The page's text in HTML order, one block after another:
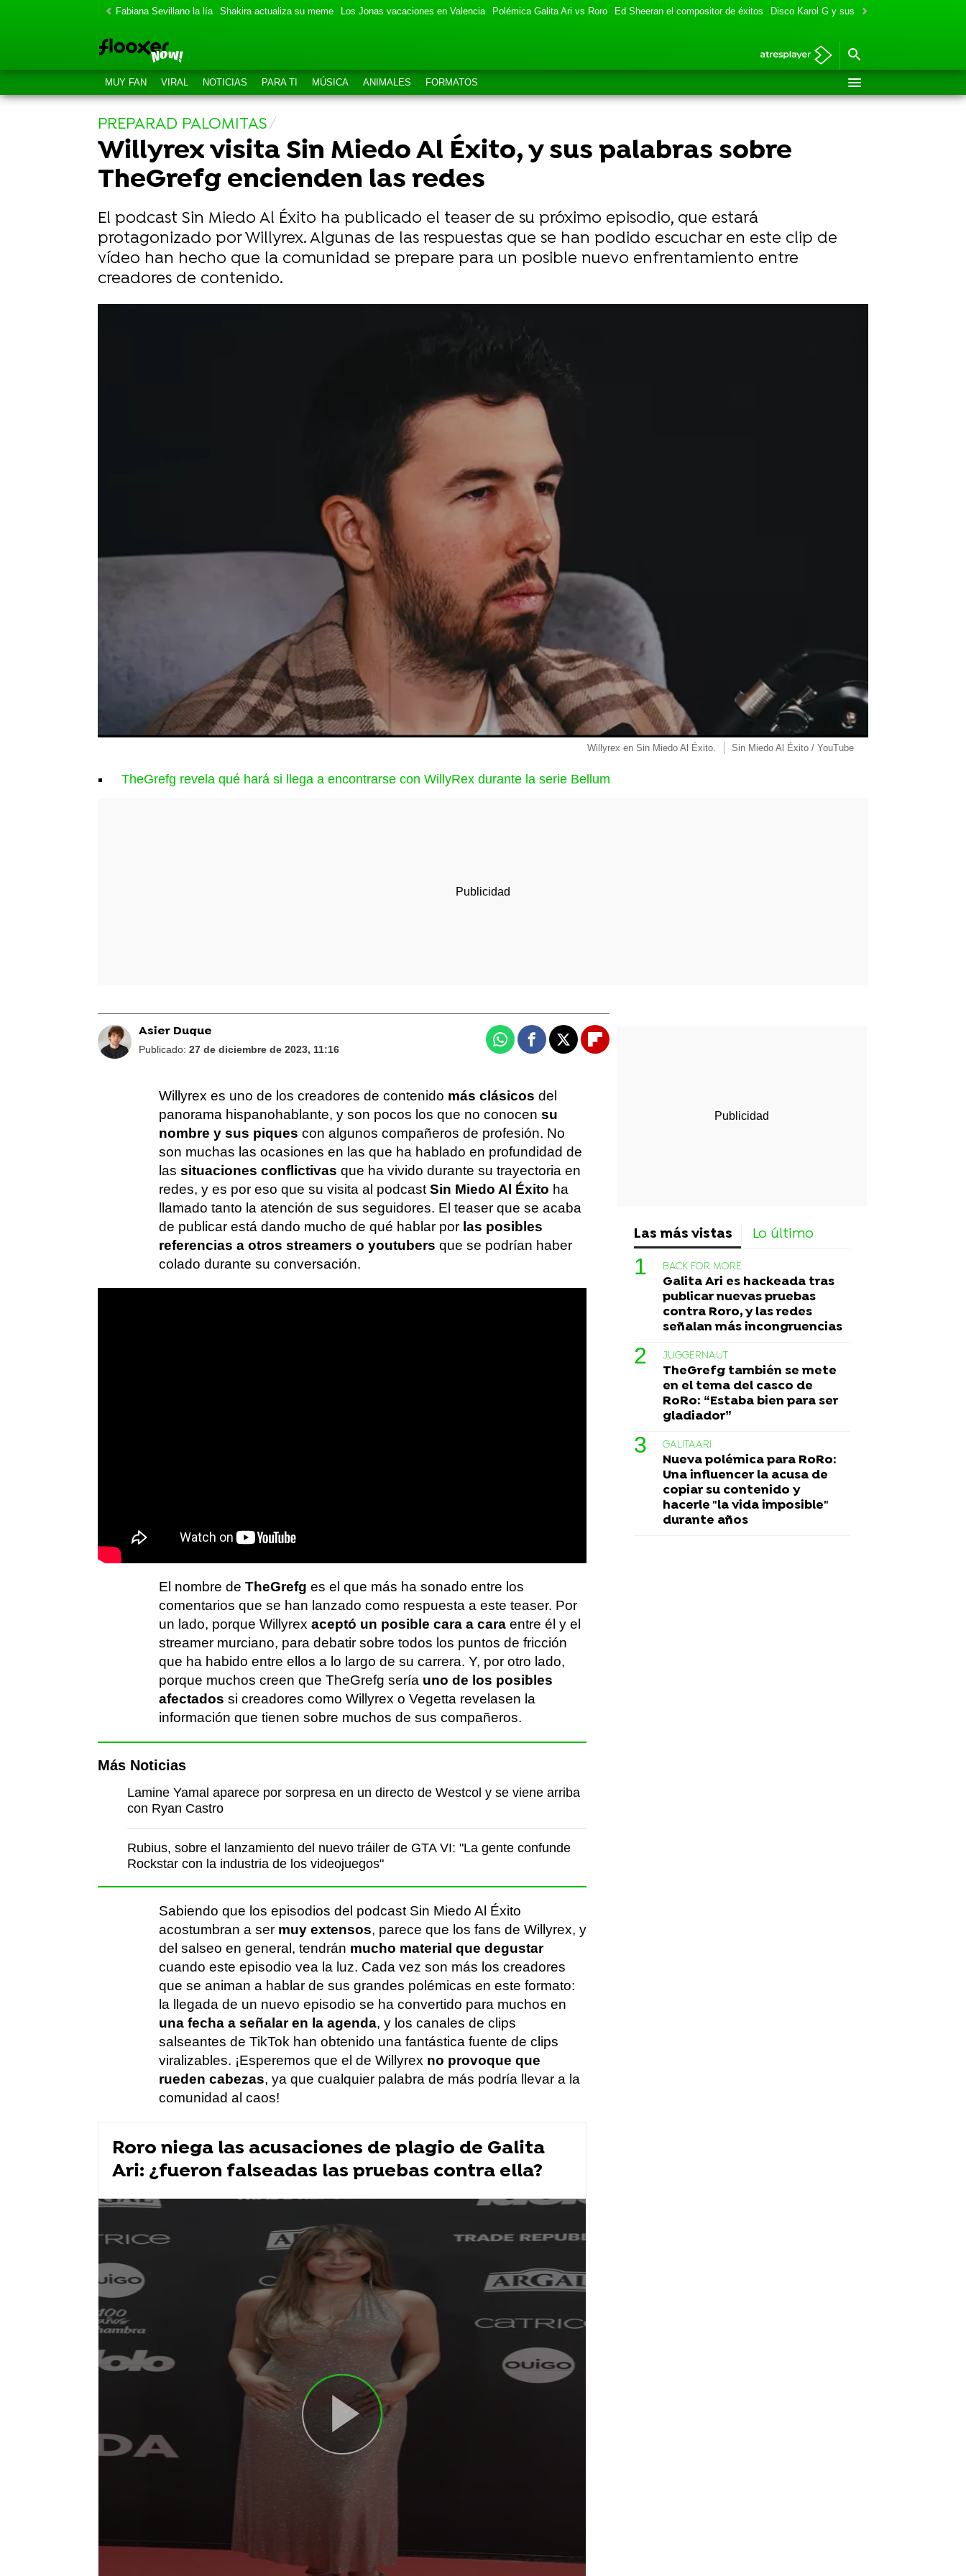
Fabiana Sevillano la lía Shakira actualiza su meme Los Jonas vacaciones en Valencia Polémica Galita Ari vs Roro Ed Sheeran el compositor de éxitos Disco Karol G y sus colaboraciones
MUY FAN VIRAL NOTICIAS PARA TI MÚSICA ANIMALES FORMATOS
PREPARAD PALOMITAS
Willyrex visita Sin Miedo Al Éxito, y sus palabras sobre
TheGrefg encienden las redes
El podcast Sin Miedo Al Éxito ha publicado el teaser de su próximo episodio, que estará
protagonizado por Willyrex. Algunas de las respuestas que se han podido escuchar en este clip de
vídeo han hecho que la comunidad se prepare para un posible nuevo enfrentamiento entre
creadores de contenido.
Willyrex en Sin Miedo Al Éxito. Sin Miedo Al Éxito / YouTube
TheGrefg revela qué hará si llega a encontrarse con WillyRex durante la serie Bellum
Asier Duque
Publicado: 27 de diciembre de 2023, 11:16 WhatsappFacebook
X Flipboard
Willyrex es uno de los creadores de contenido más clásicos del
panorama hispanohablante, y son pocos los que no conocen su
nombre y sus piques con algunos compañeros de profesión. No
son muchas las ocasiones en las que ha hablado en profundidad de
las situaciones conflictivas que ha vivido durante su trayectoria en
redes, y es por eso que su visita al podcast Sin Miedo Al Éxito ha
llamado tanto la atención de sus seguidores. El teaser que se acaba
de publicar está dando mucho de qué hablar por las posibles
referencias a otros streamers o youtubers que se podrían haber
colado durante su conversación.
El nombre de TheGrefg es el que más ha sonado entre los
comentarios que se han lanzado como respuesta a este teaser. Por
un lado, porque Willyrex aceptó un posible cara a cara entre él y el
streamer murciano, para debatir sobre todos los puntos de fricción
que ha habido entre ellos a lo largo de su carrera. Y, por otro lado,
porque muchos creen que TheGrefg sería uno de los posibles
afectados si creadores como Willyrex o Vegetta revelasen la
información que tienen sobre muchos de sus compañeros.
Más Noticias
Lamine Yamal aparece por sorpresa en un directo de Westcol y se viene arriba
con Ryan Castro
Rubius, sobre el lanzamiento del nuevo tráiler de GTA VI: "La gente confunde
Rockstar con la industria de los videojuegos"
Sabiendo que los episodios del podcast Sin Miedo Al Éxito
acostumbran a ser muy extensos, parece que los fans de Willyrex, y
del salseo en general, tendrán mucho material que degustar
cuando este episodio vea la luz. Cada vez son más los creadores
que se animan a hablar de sus grandes polémicas en este formato:
la llegada de un nuevo episodio se ha convertido para muchos en
una fecha a señalar en la agenda, y los canales de clips
salseantes de TikTok han obtenido una fantástica fuente de clips
viralizables. ¡Esperemos que el de Willyrex no provoque que
rueden cabezas, ya que cualquier palabra de más podría llevar a la
comunidad al caos!
Roro niega las acusaciones de plagio de Galita
Ari: ¿fueron falseadas las pruebas contra ella?
Las más vistas Lo último
BACK FOR MORE
Galita Ari es hackeada tras
publicar nuevas pruebas
contra Roro, y las redes
señalan más incongruencias
JUGGERNAUT
TheGrefg también se mete
en el tema del casco de
RoRo: “Estaba bien para ser
gladiador”
GALITAARI
Nueva polémica para RoRo:
Una influencer la acusa de
copiar su contenido y
hacerle "la vida imposible"
durante años